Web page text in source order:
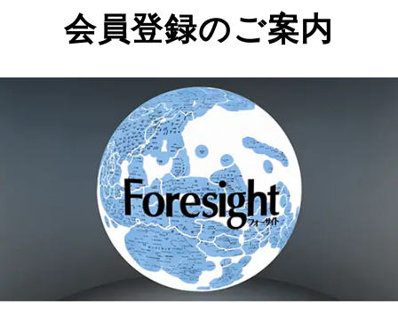
会員登録のご案内